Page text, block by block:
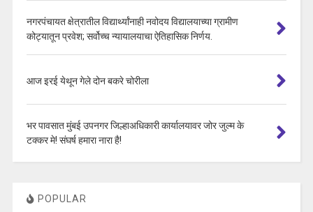
नगरपंचायत क्षेत्रातील विद्यार्थ्यांनाही नवोदय विद्यालयाच्या ग्रामीण
कोट्यातून प्रवेश; सर्वोच्च न्यायालयाचा ऐतिहासिक निर्णय.
आज इरई येथून गेले दोन बकरे चोरीला
भर पावसात मुंबई उपनगर जिल्हाअधिकारी कार्यालयावर जोर जुल्म के
टक्कर मे! संघर्ष हमारा नारा है!
POPULAR